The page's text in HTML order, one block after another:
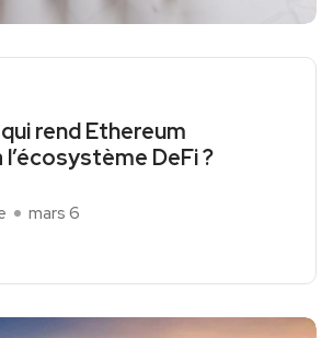
rend Ethereum
DeFi ?
mars 6